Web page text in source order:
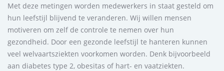
Met deze metingen worden medewerkers in staat gesteld om
hun leefstijl blijvend te veranderen. Wij willen mensen
motiveren om zelf de controle te nemen over hun
gezondheid. Door een gezonde leefstijl te hanteren kunnen
veel welvaartsziekten voorkomen worden. Denk bijvoorbeeld
aan diabetes type 2, obesitas of hart- en vaatziekten.